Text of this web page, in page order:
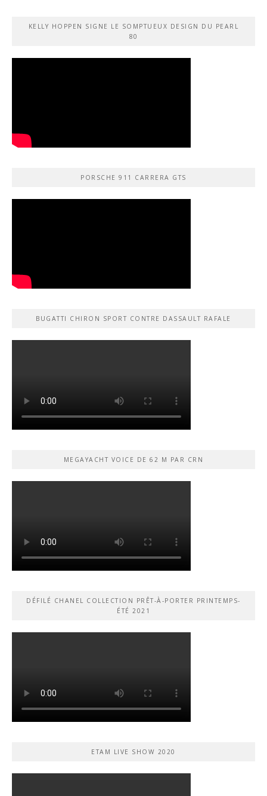
KELLY HOPPEN SIGNE LE SOMPTUEUX DESIGN DU PEARL
80
PORSCHE 911 CARRERA GTS
BUGATTI CHIRON SPORT CONTRE DASSAULT RAFALE
MEGAYACHT VOICE DE 62 M PAR CRN
DÉFILÉ CHANEL COLLECTION PRÊT-À-PORTER PRINTEMPS-
ÉTÉ 2021
ETAM LIVE SHOW 2020